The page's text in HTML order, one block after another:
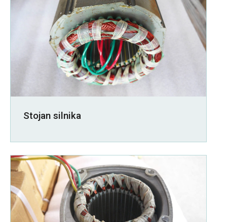
Stojan silnika